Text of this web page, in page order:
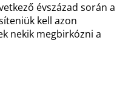
évszázad során a
kell azon
nekik megbirkózni a